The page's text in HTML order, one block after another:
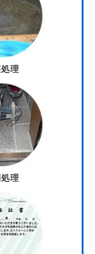
理
理